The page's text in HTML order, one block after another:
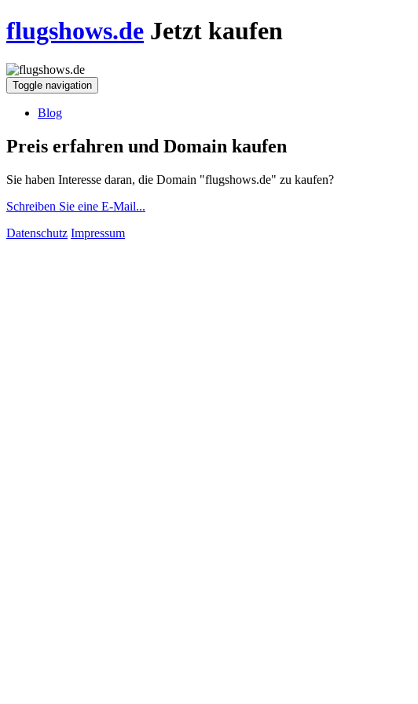
flugshows.de Jetzt kaufen
Toggle navigation
Blog
Preis erfahren und Domain kaufen
Sie haben Interesse daran, die Domain "flugshows.de" zu kaufen?
Schreiben Sie eine E-Mail...
Datenschutz Impressum